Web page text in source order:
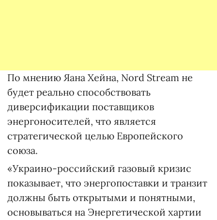
По мнению Яана Хейна, Nord Stream не
будет реально способствовать
диверсификации поставщиков
энергоносителей, что является
стратегической целью Европейского
союза.
«Украино-российский газовый кризис
показывает, что энергопоставки и транзит
должны быть открытыми и понятными,
основываться на Энергетической хартии